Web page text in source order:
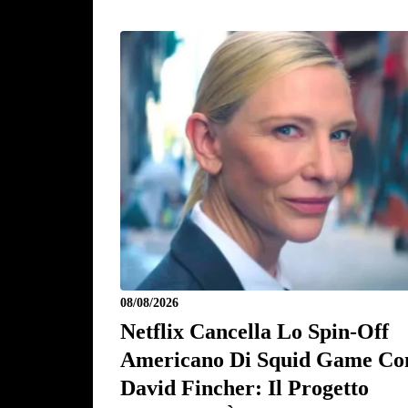
08/08/2026
Netflix Cancella Lo Spin-Off
Americano Di Squid Game
David Fincher: Il Progetto